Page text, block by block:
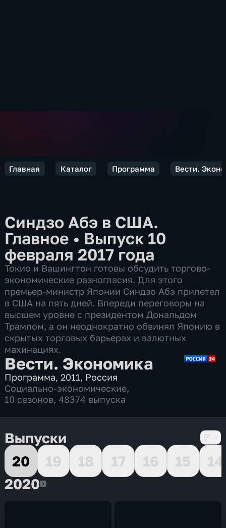
Главная Каталог Программа Вести.
Синдзо Абэ в США.
Главное • Выпуск 10
февраля 2017 года
Токио и Вашингтон готовы обсудить торгово-
экономические разногласия. Для этого
премьер-министр Японии Синдзо Абэ прилетел
в США на пять дней. Впереди переговоры на
высшем уровне с президентом Дональдом
Трампом, а он неоднократно обвинял Японию в
скрытых торговых барьерах и валютных
махинациях.
Вести. Экономика
Программа,2011, Россия
Социально-экономические,
10 сезонов, 48374 выпуска
Выпуски
20
19 18 17 16 15
14
20202020